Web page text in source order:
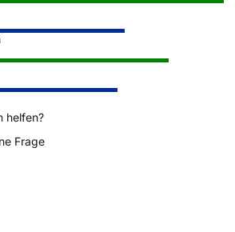
helfen?
Frage